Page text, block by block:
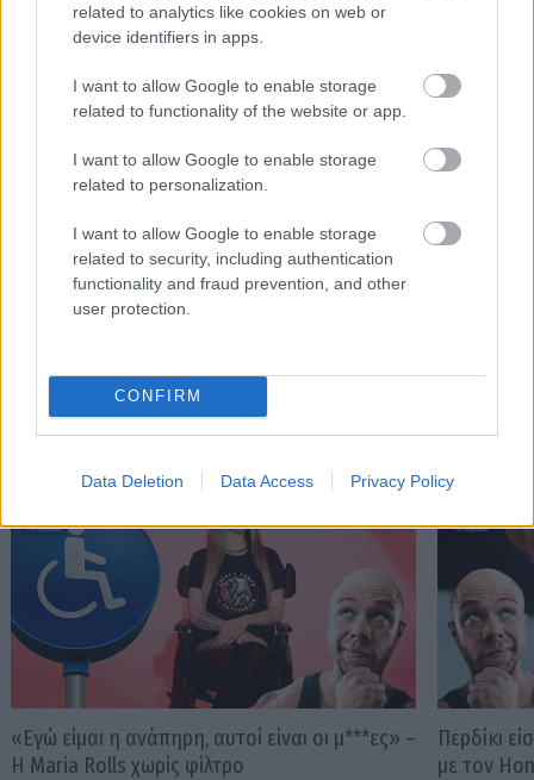
related to analytics like cookies on web or
device identifiers in apps.
I want to allow Google to enable storage
related to functionality of the website or app.
I want to allow Google to enable storage
related to personalization.
I want to allow Google to enable storage
related to security, including authentication
functionality and fraud prevention, and other
user protection.
CONFIRM
Data Deletion Data Access Privacy Policy
Οι ιδανικές μορφές άσκησης για
παχύσαρκους
Αυτό
PODCASTS
«Εγώ είμαι η ανάπηρη, αυτοί είναι οι μ***ες» –
Η Maria Rolls χωρίς φίλτρο
Περδίκι
με τον